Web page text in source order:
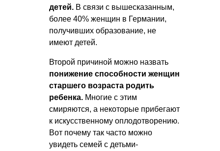
детей. В связи с вышесказанным,
более 40% женщин в Германии,
получивших образование, не
имеют детей.
Второй причиной можно назвать
понижение способности женщин
старшего возраста родить
ребенка. Многие с этим
смиряются, а некоторые прибегают
к искусственному оплодотворению.
Вот почему так часто можно
увидеть семей с детьми-